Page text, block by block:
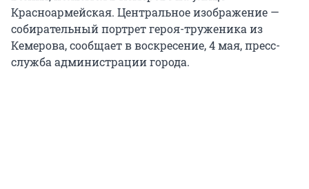
Красноармейская. Центральное изображение —
собирательный портрет героя-труженика из
Кемерова, сообщает в воскресение, 4 мая, пресс-
служба администрации города.